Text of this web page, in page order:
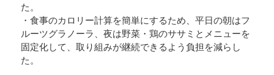
た。
・食事のカロリー計算を簡単にするため、平日の朝はフ
ルーツグラノーラ、夜は野菜・鶏のササミとメニューを
固定化して、取り組みが継続できるよう負担を減らし
た。